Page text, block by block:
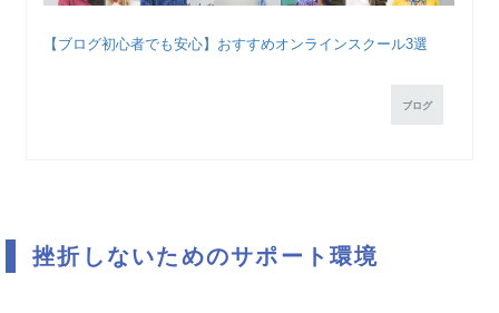
【ブログ初心者でも安心】おすすめオンラインスクール3選
ブログ
挫折しないためのサポート環境